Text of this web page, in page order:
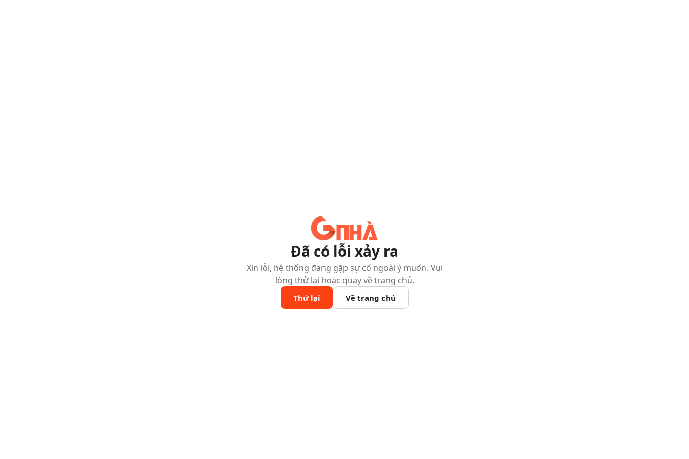
Đã có lỗi xảy ra
Xin lỗi, hệ thống đang gặp sự cố ngoài ý muốn. Vui
lòng thử lại hoặc quay về trang chủ.
Thử lại Về trang chủ